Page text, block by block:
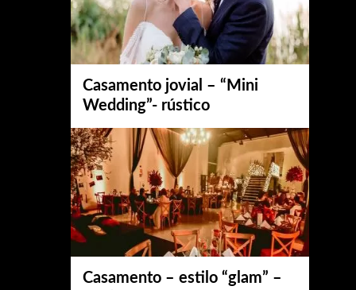
Casamento jovial – “Mini
Wedding”- rústico
Casamento – estilo “glam” –